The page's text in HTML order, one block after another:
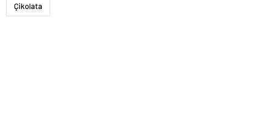
Çikolata